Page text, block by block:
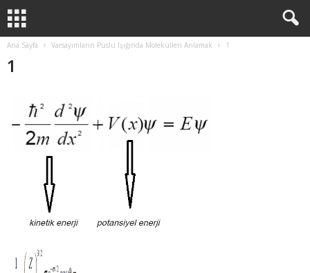
Ana Sayfa Varsayımların Puslu Işığında Molekülleri Anlamak 1
1